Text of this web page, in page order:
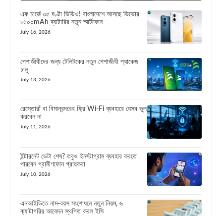
এক চার্জে ৩৫ ঘণ্টা ভিডিও! বাংলাদেশে আসছে ভিভোর
৮১০০mAh ব্যাটারির নতুন স্মার্টফোন
July 16, 2026
পেশাজীবীদের জন্য টেলিটকের নতুন পেশাজীবী প্যাকেজ
চালু
July 13, 2026
রেস্তোরাঁ বা বিমানবন্দরের ফ্রি Wi-Fi ব্যবহারে যেসব ভুল
করবেন না
July 11, 2026
ইন্টারনেট ডেটা শেষ? তবুও ইনস্টাগ্রাম ব্যবহার করতে
পারবেন গ্রামীণফোন গ্রাহকরা
July 10, 2026
এনআইডিতে নাম-বয়স সংশোধনে নতুন নিয়ম, ৬
ক্যাটাগরির আবেদন স্থগিত করল ইসি